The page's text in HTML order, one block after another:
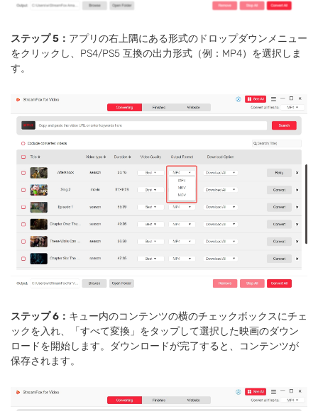
ステップ 5： アプリの右上隅にある形式のドロップダウンメニュー
をクリックし、PS4/PS5 互換の出力形式（例：MP4）を選択しま
す。
ステップ 6： キュー内のコンテンツの横のチェックボックスにチェ
ックを入れ、「すべて変換」をタップして選択した映画のダウン
ロードを開始します。ダウンロードが完了すると、コンテンツが
保存されます。